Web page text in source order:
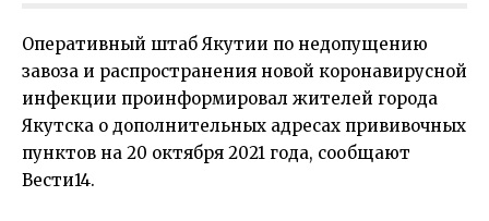
Оперативный штаб Якутии по недопущению
завоза и распространения новой коронавирусной
инфекции проинформировал жителей города
Якутска о дополнительных адресах прививочных
пунктов на 20 октября 2021 года, сообщают
Вести14.